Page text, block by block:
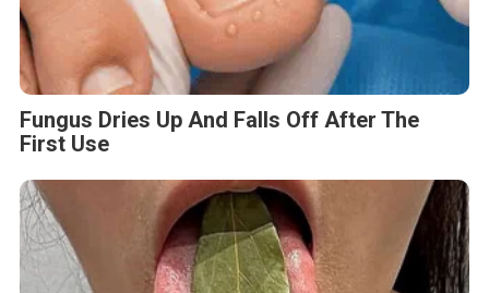
Fungus Dries Up And Falls Off After The
First Use